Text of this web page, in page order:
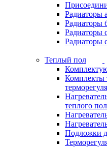
Радиаторы
Радиаторы
Радиаторы
Радиаторы
Теплый пол
Комплекты
теплого
Подложки